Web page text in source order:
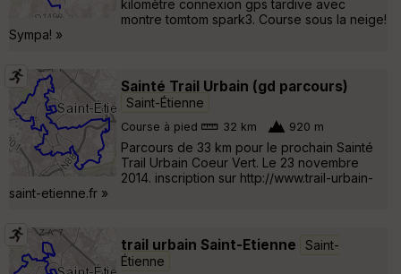
kilomètre connexion gps tardive avec
montre tomtom spark3. Course sous la neige!
Sympa! »
Sainté Trail Urbain (gd parcours)
Saint-Étienne
Course à pied 32 km 920 m
Parcours de 33 km pour le prochain Sainté
Trail Urbain Coeur Vert. Le 23 novembre
2014. inscription sur http://www.trail-urbain-
saint-etienne.fr »
trail urbain Saint-Etienne
Saint-
Étienne